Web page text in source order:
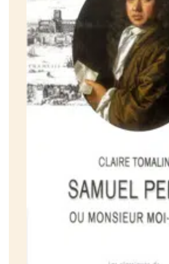
CHAPITRE X Jalousie
CHAPITRE XI Mort et peste
CHAPITRE XII Guerre
CHAPITRE XIII Vie conjugale
CHAPITRE XIV Le roi
CHAPITRE XV L’Incendie
CHAPITRE XVI Trois Jane
CHAPITRE XVII Dans l’ombre de la
CHAPITRE XVIII Propos et anecdotes
1669 – 1703
CHAPITRE XX Après le Journal
CHAPITRE XXI Vie publique, vie